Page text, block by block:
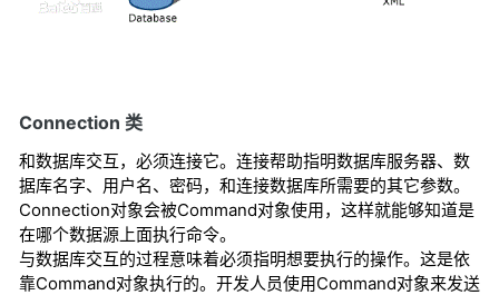
Connection 类
和数据库交互，必须连接它。连接帮助指明数据库服务器、数
据库名字、用户名、密码，和连接数据库所需要的其它参数。
Connection对象会被Command对象使用，这样就能够知道是
在哪个数据源上面执行命令。
与数据库交互的过程意味着必须指明想要执行的操作。这是依
靠Command对象执行的。开发人员使用Command对象来发送